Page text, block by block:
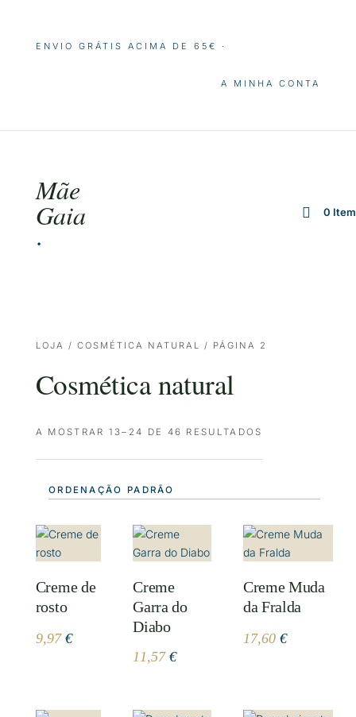
ENVIO GRÁTIS ACIMA DE 65€ ·
A MINHA CONTA
Mãe
Gaia
·
0
LOJA / COSMÉTICA NATURAL / PÁGINA 2
Cosmética natural
A MOSTRAR 13–24 DE 46 RESULTADOS
Creme de
rosto
9,97 €
Creme
Garra do
Diabo
11,57€
Creme Muda
da Fralda
17,60 €